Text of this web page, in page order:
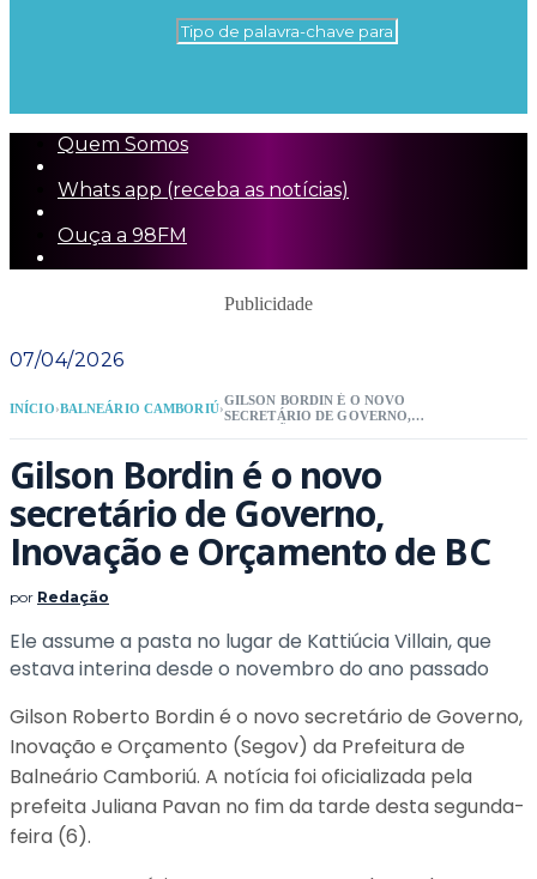
Quem Somos
Whats app (receba as notícias)
Ouça a 98FM
Publicidade
07/04/2026
INÍCIO›BALNEÁRIO CAMBORIÚ›
GILSON BORDIN É O NOVO
SECRETÁRIO DE GOVERNO,
Gilson Bordin é o novo
secretário de Governo,
Inovação e Orçamento de BC
por Redação
Ele assume a pasta no lugar de Kattiúcia Villain, que
estava interina desde o novembro do ano passado
Gilson Roberto Bordin é o novo secretário de Governo,
Inovação e Orçamento (Segov) da Prefeitura de
Balneário Camboriú. A notícia foi oficializada pela
prefeita Juliana Pavan no fim da tarde desta segunda-
feira (6).